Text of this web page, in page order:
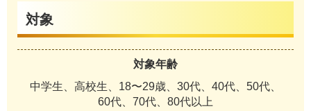
対象
対象年齢
中学生、高校生、18〜29歳、30代、40代、50代、
60代、70代、80代以上